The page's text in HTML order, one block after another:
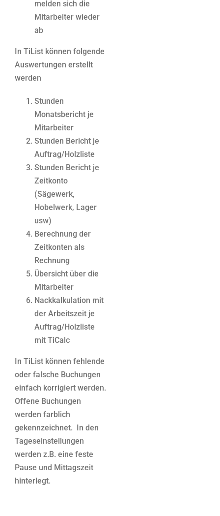
melden sich die
Mitarbeiter wieder
ab
In TiList können folgende
Auswertungen erstellt
werden
Stunden
Monatsbericht je
Mitarbeiter
Stunden Bericht je
Auftrag/Holzliste
Stunden Bericht je
Zeitkonto
(Sägewerk,
Hobelwerk, Lager
usw)
Berechnung der
Zeitkonten als
Rechnung
Übersicht über die
Mitarbeiter
Nackkalkulation mit
der Arbeitszeit je
Auftrag/Holzliste
mit TiCalc
In TiList können fehlende
oder falsche Buchungen
einfach korrigiert werden.
Offene Buchungen
werden farblich
gekennzeichnet. In den
Tageseinstellungen
werden z.B. eine feste
Pause und Mittagszeit
hinterlegt.